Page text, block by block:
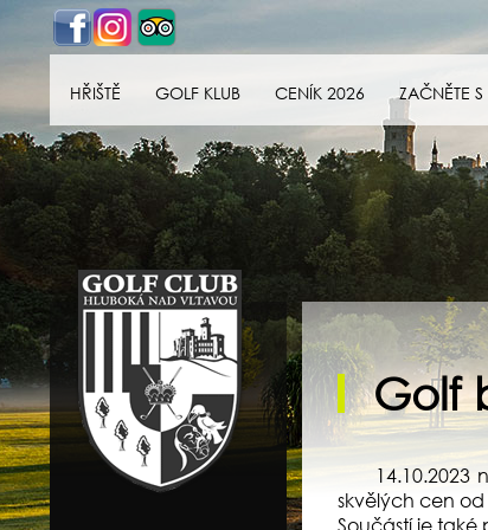
HŘIŠTĚ GOLF KLUB CENÍK 2026 ZAČNĚTE
Golf klub Hluboká
nad Vltavou
Golf
skvělých cen
Součástí je také